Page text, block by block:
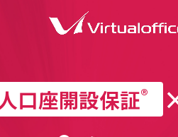
⼝座開設保証®